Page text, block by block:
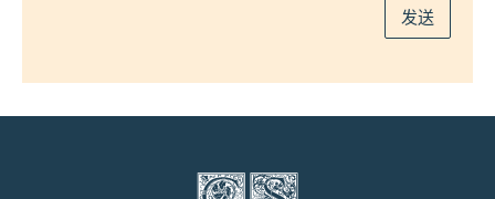
发送